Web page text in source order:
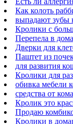
Как колоть
выпадают зубы
Кролики с
Перепела в
Дверки для
Паштет из
для развития
Кролики для
обивка мебели
средства от
Кролик это
Продаю
Кролики в